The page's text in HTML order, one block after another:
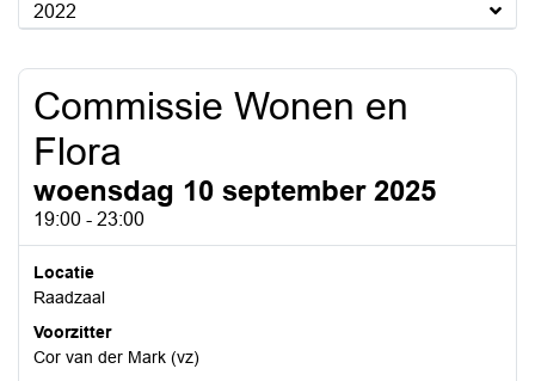
2022
Commissie Wonen en
Flora
woensdag 10 september 2025
19:00 - 23:00
Locatie
Raadzaal
Voorzitter
Cor van der Mark (vz)